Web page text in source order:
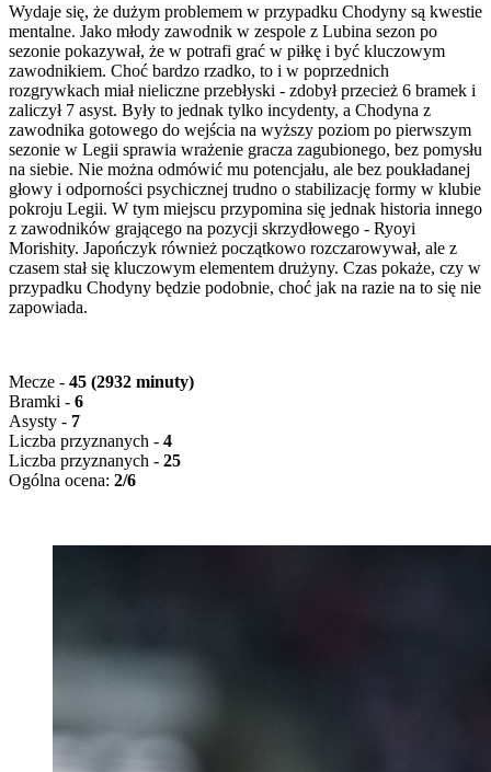
Wydaje się, że dużym problemem w przypadku Chodyny są kwestie
mentalne. Jako młody zawodnik w zespole z Lubina sezon po
sezonie pokazywał, że w potrafi grać w piłkę i być kluczowym
zawodnikiem. Choć bardzo rzadko, to i w poprzednich
rozgrywkach miał nieliczne przebłyski - zdobył przecież 6 bramek i
zaliczył 7 asyst. Były to jednak tylko incydenty, a Chodyna z
zawodnika gotowego do wejścia na wyższy poziom po pierwszym
sezonie w Legii sprawia wrażenie gracza zagubionego, bez pomysłu
na siebie. Nie można odmówić mu potencjału, ale bez poukładanej
głowy i odporności psychicznej trudno o stabilizację formy w klubie
pokroju Legii. W tym miejscu przypomina się jednak historia innego
z zawodników grającego na pozycji skrzydłowego - Ryoyi
Morishity. Japończyk również początkowo rozczarowywał, ale z
czasem stał się kluczowym elementem drużyny. Czas pokaże, czy w
przypadku Chodyny będzie podobnie, choć jak na razie na to się nie
zapowiada.
Mecze - 45 (2932 minuty)
Bramki - 6
Asysty - 7
Liczba przyznanych - 4
Liczba przyznanych - 25
Ogólna ocena: 2/6